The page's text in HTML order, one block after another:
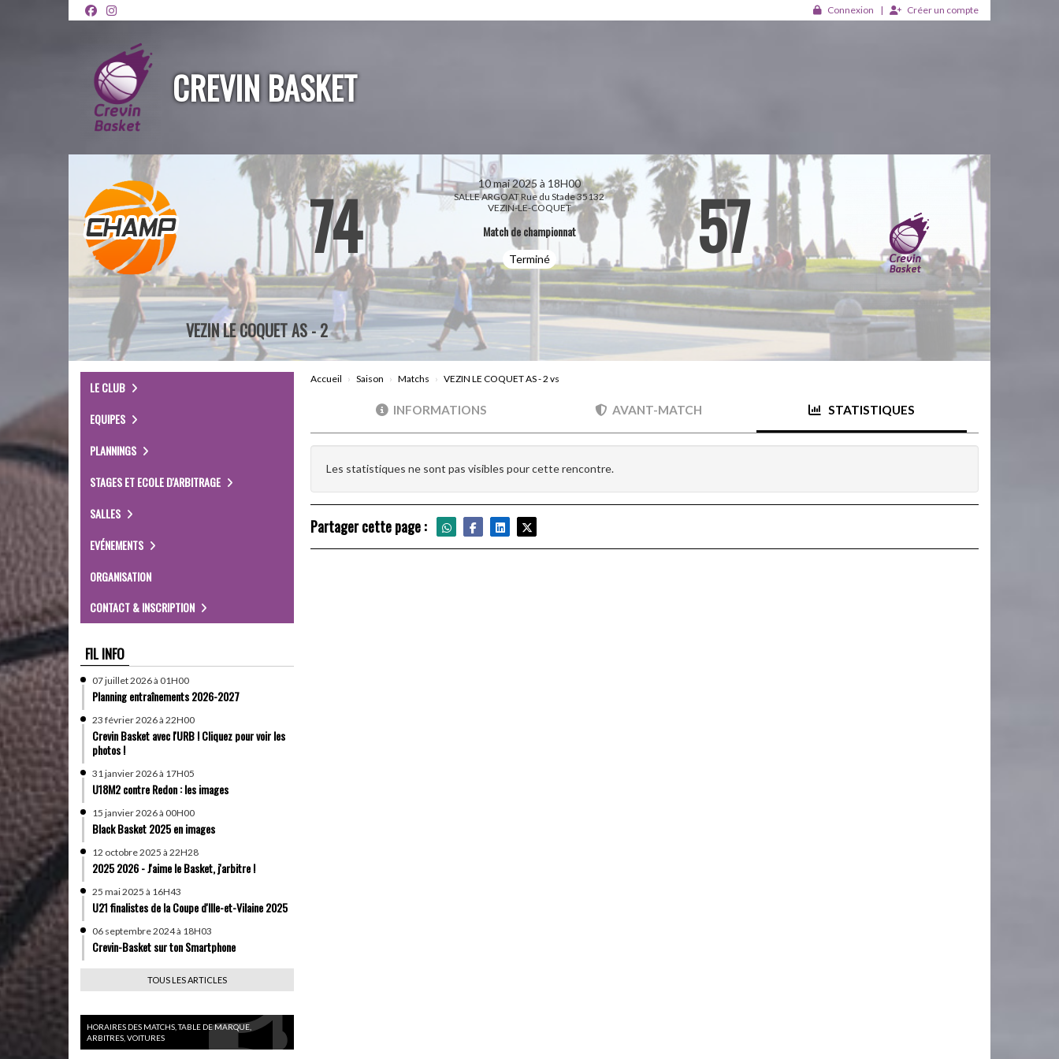
Connexion Créer un compte
CREVIN BASKET
10 mai 2025 à 18H00
SALLE ARGOAT Rue du Stade 35132
VEZIN-LE-COQUET
Match de championnat
Terminé
74 57
VEZIN LE COQUET AS - 2
LE CLUB
EQUIPES
PLANNINGS
STAGES ET ECOLE D'ARBITRAGE
SALLES
EVÉNEMENTS
ORGANISATION
CONTACT & INSCRIPTION
FIL INFO
07 juillet 2026 à 01H00
Planning entraînements 2026-2027
23 février 2026 à 22H00
Crevin Basket avec l'URB ! Cliquez pour voir les
photos !
31 janvier 2026 à 17H05
U18M2 contre Redon : les images
15 janvier 2026 à 00H00
Black Basket 2025 en images
12 octobre 2025 à 22H28
2025 2026 - J'aime le Basket, j'arbitre !
25 mai 2025 à 16H43
U21 finalistes de la Coupe d'Ille-et-Vilaine 2025
06 septembre 2024 à 18H03
Crevin-Basket sur ton Smartphone
TOUS LES ARTICLES
HORAIRES DES MATCHS, TABLE DE MARQUE,
ARBITRES, VOITURES
Accueil Saison Matchs VEZIN LE COQUET AS - 2 vs
INFORMATIONS AVANT-MATCH STATISTIQUES
Les statistiques ne sont pas visibles pour cette rencontre.
Partager cette page :
Panneau de gestion des cookies